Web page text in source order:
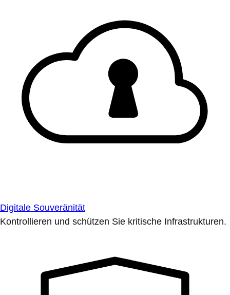
Digitale Souveränität
Kontrollieren und schützen Sie kritische Infrastrukturen.